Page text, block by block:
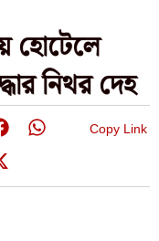
হোটেলে
নিথর দেহ
Copy Link